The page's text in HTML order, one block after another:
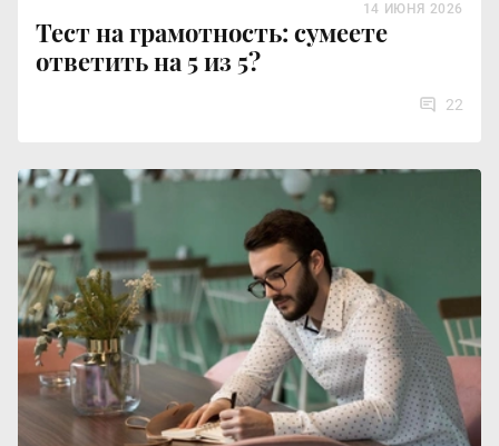
Тест на грамотность: сумеете
ответить на 5 из 5?
14 ИЮНЯ 2026
22